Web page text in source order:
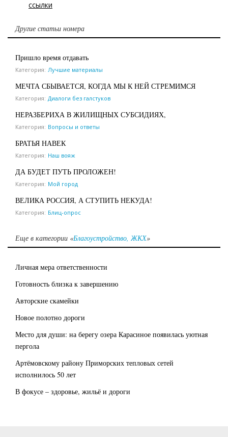
ссылки
Другие статьи номера
Пришло время отдавать
Категория: Лучшие материалы
МЕЧТА СБЫВАЕТСЯ, КОГДА МЫ К НЕЙ СТРЕМИМСЯ
Категория: Диалоги без галстуков
НЕРАЗБЕРИХА В ЖИЛИЩНЫХ СУБСИДИЯХ,
Категория: Вопросы и ответы
БРАТЬЯ НАВЕК
Категория: Наш вояж
ДА БУДЕТ ПУТЬ ПРОЛОЖЕН!
Категория: Мой город
ВЕЛИКА РОССИЯ, А СТУПИТЬ НЕКУДА!
Категория: Блиц-опрос
Еще в категории «Благоустройство, ЖКХ»
Личная мера ответственности
Готовность близка к завершению
Авторские скамейки
Новое полотно дороги
Место для души: на берегу озера Карасиное появилась уютная
пергола
Артёмовскому району Приморских тепловых сетей
исполнилось 50 лет
В фокусе – здоровье, жильё и дороги